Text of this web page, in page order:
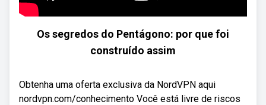
Os segredos do Pentágono: por que foi
construído assim
Obtenha uma oferta exclusiva da NordVPN aqui
nordvpn.com/conhecimento Você está livre de riscos